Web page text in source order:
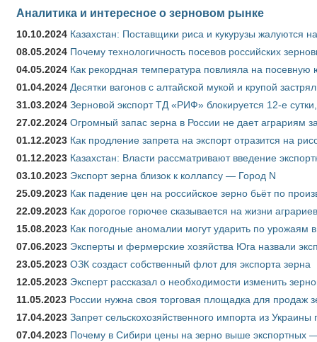
Аналитика и интересное о зерновом рынке
10.10.2024 Казахстан: Поставщики риса и кукурузы жалуются
08.05.2024 Почему технологичность посевов российских
04.05.2024 Как рекордная температура повлияла на
01.04.2024 Десятки вагонов с алтайской мукой и крупой
31.03.2024 Зерновой экспорт ТД «РИФ» блокируется 12-е
27.02.2024 Огромный запас зерна в России не дает аграриям
01.12.2023 Как продление запрета на экспорт отразится на
01.12.2023 Казахстан: Власти рассматривают введение
03.10.2023 Экспорт зерна близок к коллапсу — Город N
25.09.2023 Как падение цен на российское зерно бьёт по
22.09.2023 Как дорогое горючее сказывается на жизни аграриев
15.08.2023 Как погодные аномалии могут ударить по урожаям
07.06.2023 Эксперты и фермерские хозяйства Юга назвали
23.05.2023 ОЗК создаст собственный флот для экспорта зерна
12.05.2023 Эксперт рассказал о необходимости изменить
11.05.2023 России нужна своя торговая площадка для продаж
17.04.2023 Запрет сельскохозяйственного импорта из
07.04.2023 Почему в Сибири цены на зерно выше экспортных